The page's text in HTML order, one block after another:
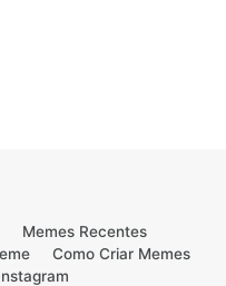
Memes Recentes
Como Criar Memes